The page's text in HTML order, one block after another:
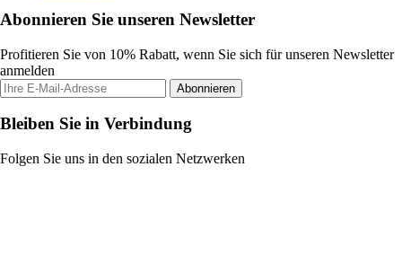
Abonnieren Sie unseren Newsletter
Profitieren Sie von 10% Rabatt, wenn Sie sich für unseren Newsletter
anmelden
Abonnieren
Bleiben Sie in Verbindung
Folgen Sie uns in den sozialen Netzwerken